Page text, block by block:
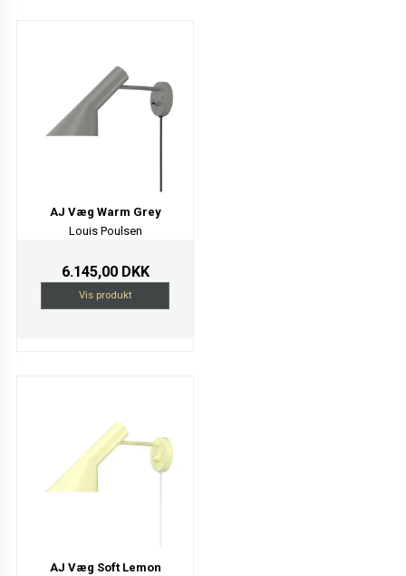
AJ Væg Warm Grey
Louis Poulsen
6.145,00 DKK
Vis produkt
AJ Væg Soft Lemon